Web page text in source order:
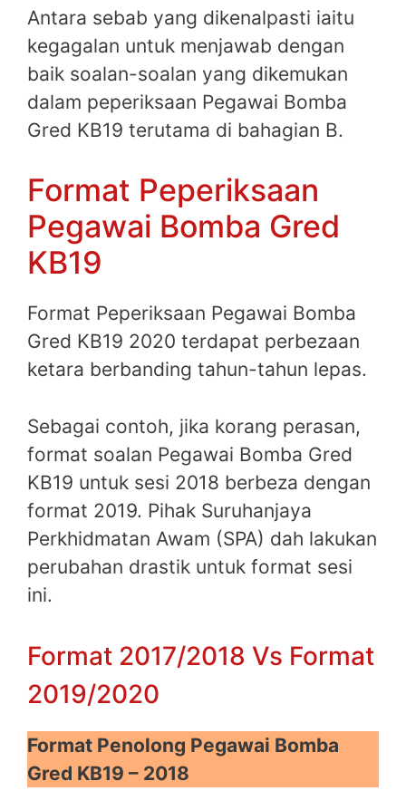
Antara sebab yang dikenalpasti iaitu
kegagalan untuk menjawab dengan
baik soalan-soalan yang dikemukan
dalam peperiksaan Pegawai Bomba
Gred KB19 terutama di bahagian B.
Format Peperiksaan
Pegawai Bomba Gred
KB19
Format Peperiksaan Pegawai Bomba
Gred KB19 2020 terdapat perbezaan
ketara berbanding tahun-tahun lepas.
Sebagai contoh, jika korang perasan,
format soalan Pegawai Bomba Gred
KB19 untuk sesi 2018 berbeza dengan
format 2019. Pihak Suruhanjaya
Perkhidmatan Awam (SPA) dah lakukan
perubahan drastik untuk format sesi
ini.
Format 2017/2018 Vs Format
2019/2020
Format Penolong Pegawai Bomba
Gred KB19 – 2018